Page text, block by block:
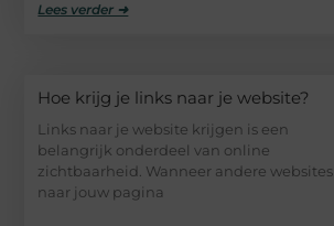
Lees verder ➜
Hoe krijg je links naar je website?
Links naar je website krijgen is een
belangrijk onderdeel van online
zichtbaarheid. Wanneer andere websites
naar jouw pagina